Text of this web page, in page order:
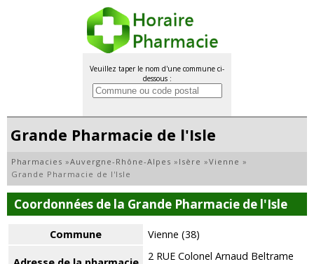
Veuillez taper le nom d'une commune ci-
dessous :
Grande Pharmacie de l'Isle
Pharmacies »Auvergne-Rhône-Alpes » Isère »Vienne »
Grande Pharmacie de l'Isle
Coordonnées de la Grande Pharmacie de l'Isle
Commune Vienne (38)
2 RUE Colonel Arnaud Beltrame